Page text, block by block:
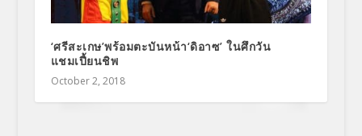
‘ศรีสะเกษ’พร้อมตะบันหน้า‘ดิอาซ’ ในศึกวัน
แชมเปี้ยนชิพ
October 2, 2018